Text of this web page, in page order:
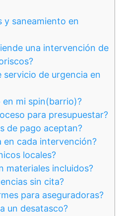
y saneamiento en
una intervención de
servicio de urgencia en
en mi spin(barrio)?
para presupuestar?
de pago aceptan?
en cada intervención?
locales?
materiales incluidos?
sin cita?
para aseguradoras?
un desatasco?